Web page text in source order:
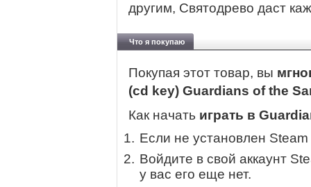
другим, Святодрево даст
Что я покупаю
Покупая этот товар, вы
(cd key) Guardians of the
Как начать играть в
Если не установлен
Войдите в свой аккаунт
у вас его еще нет.